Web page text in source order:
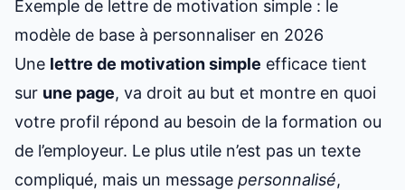
Exemple de lettre de motivation simple : le
modèle de base à personnaliser en 2026
Une lettre de motivation simple efficace tient
sur une page, va droit au but et montre en quoi
votre profil répond au besoin de la formation ou
de l’employeur. Le plus utile n’est pas un texte
compliqué, mais un message personnalisé,